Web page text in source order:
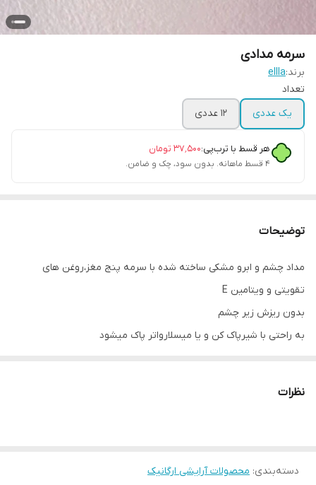
سرمه مدادی
برند:ellla
تعداد
یک عددی
12 عددی
هر قسط با ترب‌پی:۳۷٬۵۰۰ تومان
۴ قسط ماهانه. بدون سود، چک و ضامن.
توضیحات
مداد چشم و ابرو مشکی ساخته شده با سرمه پنج مغز،روغن های
تقویتی و ویتامین E
بدون ریزش زیر چشم
به راحتی با شیرپاک کن و یا میسلارواتر پاک میشود
نظرات
دسته‌بندی: محصولات آرایشی ارگانیک